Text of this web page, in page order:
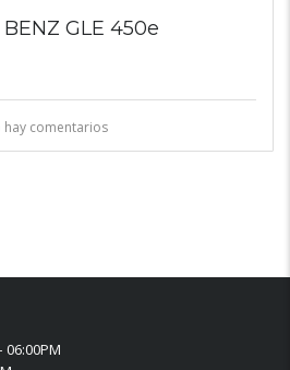
GLE 450e
hay comentarios
06:00PM